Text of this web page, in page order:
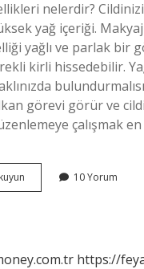
nelerdir?
yağ içeriği.
yağlı ve parlak bir
kirli hissedebilir.
görevi görür ve
çalışmak
Cildin
10 Yorum
https://